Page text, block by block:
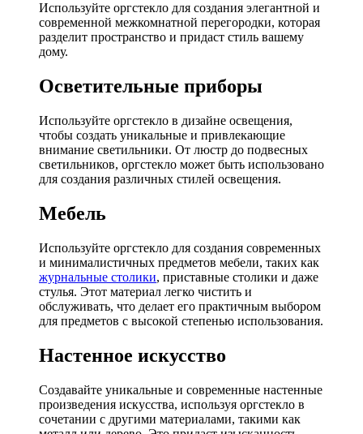
Используйте оргстекло для создания элегантной и
современной межкомнатной перегородки, которая
разделит пространство и придаст стиль вашему
дому.
Осветительные приборы
Используйте оргстекло в дизайне освещения,
чтобы создать уникальные и привлекающие
внимание светильники. От люстр до подвесных
светильников, оргстекло может быть использовано
для создания различных стилей освещения.
Мебель
Используйте оргстекло для создания современных
и минималистичных предметов мебели, таких как
журнальные столики, приставные столики и даже
стулья. Этот материал легко чистить и
обслуживать, что делает его практичным выбором
для предметов с высокой степенью использования.
Настенное искусство
Создавайте уникальные и современные настенные
произведения искусства, используя оргстекло в
сочетании с другими материалами, такими как